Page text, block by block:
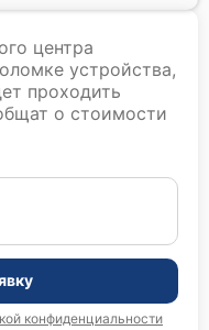
центра
устройства,
проходить
о стоимости
конфиденциальности